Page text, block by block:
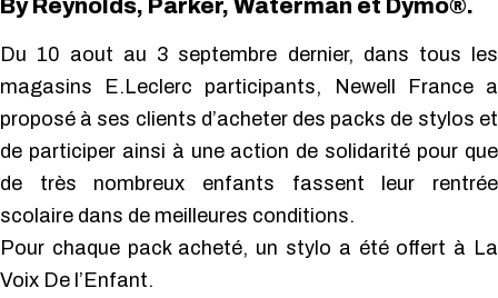
By Reynolds, Parker, Waterman et Dymo®.
Du 10 aout au 3 septembre dernier, dans tous les
magasins E.Leclerc participants, Newell France a
proposé à ses clients d’acheter des packs de stylos et
de participer ainsi à une action de solidarité pour que
de très nombreux enfants fassent leur rentrée
scolaire dans de meilleures conditions.
Pour chaque pack acheté, un stylo a été offert à La
Voix De l’Enfant.